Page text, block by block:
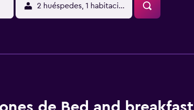
2 huéspedes, 1 habitación